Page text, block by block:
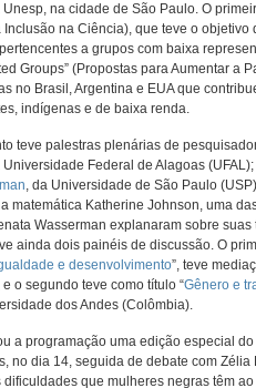
Unesp, na cidade de São Paulo. O
Inclusão na Ciência), que teve o
a grupos com baixa
Groups” (Propostas para Aumentar a
no Brasil, Argentina e EUA que
indígenas e de baixa renda.
teve palestras plenárias de
Universidade Federal de Alagoas (UFAL);
, da Universidade de São Paulo
matemática Katherine Johnson, uma
Wasserman explanaram sobre
ainda dois painéis de discussão. O
e desenvolvimento”, teve
o segundo teve como título “Gênero e
dos Andes (Colômbia).
a programação uma edição especial do
no dia 14, seguida de debate com
dificuldades que mulheres negras têm